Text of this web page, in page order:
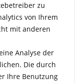
zu
von Ihrem
mit anderen
Analyse der
Die durch
Ihre Benutzung